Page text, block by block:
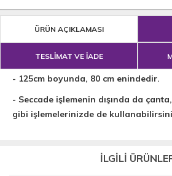
ÜRÜN AÇIKLAMASI
TESLİMAT VE İADE
- 125cm boyunda, 80 cm enindedir.
- Seccade işlemenin dışında da
gibi işlemelerinizde de
İLGİLİ